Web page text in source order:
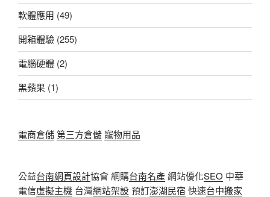
軟體應用 (49)
開箱體驗 (255)
電腦硬體 (2)
黑蘋果 (1)
電商倉儲第三方倉儲寵物用品
公益台南網頁設計協會 網購台南名產網站優化SEO 中華
電信虛擬主機 台灣網站架設預訂澎湖民宿 快速台中搬家